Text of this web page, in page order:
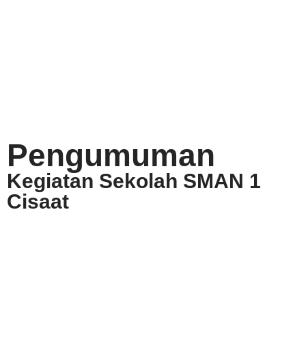
Pengumuman
Kegiatan Sekolah SMAN 1
Cisaat